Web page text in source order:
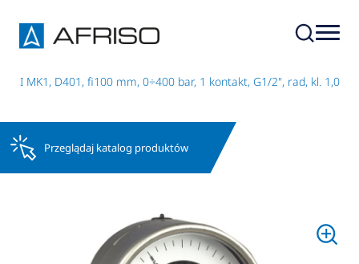
I MK1, D401, fi100 mm, 0÷400 bar, 1 kontakt, G1/2", rad, kl. 1,0
Przeglądaj katalog produktów